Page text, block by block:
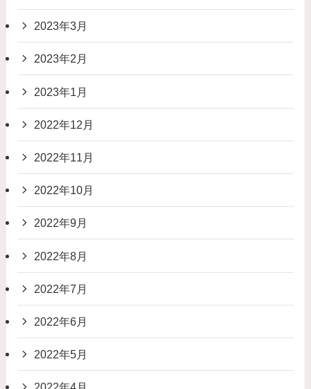
2023年3月
2023年2月
2023年1月
2022年12月
2022年11月
2022年10月
2022年9月
2022年8月
2022年7月
2022年6月
2022年5月